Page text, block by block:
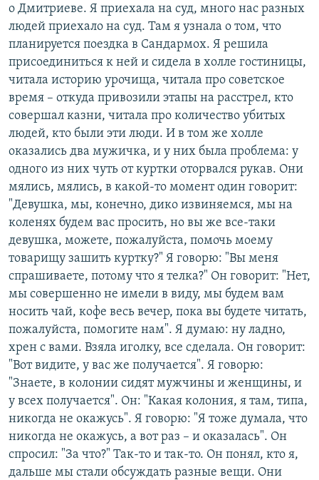
о Дмитриеве. Я приехала на суд, много нас разных
людей приехало на суд. Там я узнала о том, что
планируется поездка в Сандармох. Я решила
присоединиться к ней и сидела в холле гостиницы,
читала историю урочища, читала про советское
время – откуда привозили этапы на расстрел, кто
совершал казни, читала про количество убитых
людей, кто были эти люди. И в том же холле
оказались два мужичка, и у них была проблема: у
одного из них чуть от куртки оторвался рукав. Они
мялись, мялись, в какой-то момент один говорит:
"Девушка, мы, конечно, дико извиняемся, мы на
коленях будем вас просить, но вы же все-таки
девушка, можете, пожалуйста, помочь моему
товарищу зашить куртку?" Я говорю: "Вы меня
спрашиваете, потому что я телка?" Он говорит: "Нет,
мы совершенно не имели в виду, мы будем вам
носить чай, кофе весь вечер, пока вы будете читать,
пожалуйста, помогите нам". Я думаю: ну ладно,
хрен с вами. Взяла иголку, все сделала. Он говорит:
"Вот видите, у вас же получается". Я говорю:
"Знаете, в колонии сидят мужчины и женщины, и
у всех получается". Он: "Какая колония, я там, типа,
никогда не окажусь". Я говорю: "Я тоже думала, что
никогда не окажусь, а вот раз – и оказалась". Он
спросил: "За что?" Так-то и так-то. Он понял, кто я,
дальше мы стали обсуждать разные вещи. Они